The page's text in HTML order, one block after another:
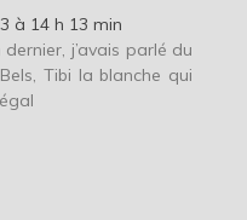
à 14 h 13 min
dernier, j’avais parlé du
Tibi la blanche qui